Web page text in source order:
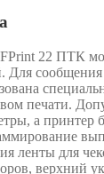
22 ПТК
Для
печати.
а принтер
ленты для
верхний